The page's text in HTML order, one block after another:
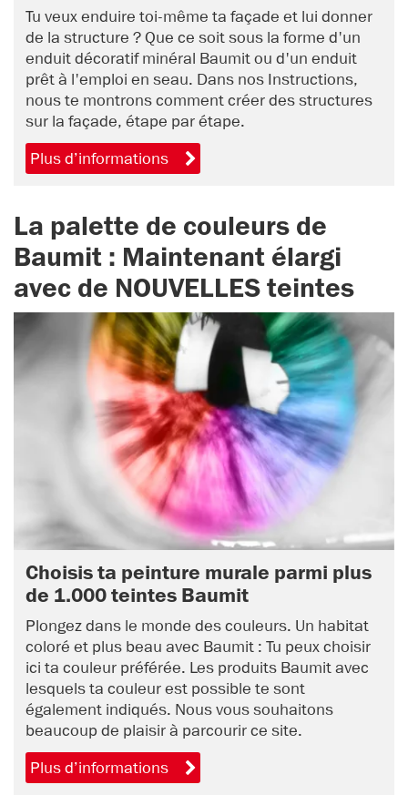
Tu veux enduire toi-même ta façade et lui donner
de la structure ? Que ce soit sous la forme d'un
enduit décoratif minéral Baumit ou d'un enduit
prêt à l'emploi en seau. Dans nos Instructions,
nous te montrons comment créer des structures
sur la façade, étape par étape.
Plus d’informations
La palette de couleurs de
Baumit : Maintenant élargi
avec de NOUVELLES teintes
Choisis ta peinture murale parmi plus
de 1.000 teintes Baumit
Plongez dans le monde des couleurs. Un habitat
coloré et plus beau avec Baumit : Tu peux choisir
ici ta couleur préférée. Les produits Baumit avec
lesquels ta couleur est possible te sont
également indiqués. Nous vous souhaitons
beaucoup de plaisir à parcourir ce site.
Plus d’informations